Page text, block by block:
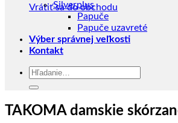
Vrátiť sa do obchodu
Silverplus
Papuče
Papuče uzavreté
Výber správnej veľkosti
Kontakt
Hľadať:
TAKOMA damskie